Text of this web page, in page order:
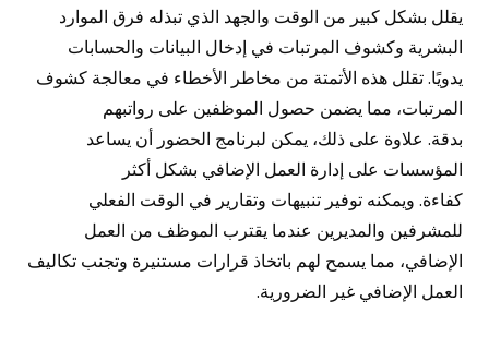
يقلل بشكل كبير من الوقت والجهد الذي تبذله فرق الموارد
البشرية وكشوف المرتبات في إدخال البيانات والحسابات
يدويًا. تقلل هذه الأتمتة من مخاطر الأخطاء في معالجة كشوف
المرتبات، مما يضمن حصول الموظفين على رواتبهم
بدقة. علاوة على ذلك، يمكن لبرنامج الحضور أن يساعد
المؤسسات على إدارة العمل الإضافي بشكل أكثر
كفاءة. ويمكنه توفير تنبيهات وتقارير في الوقت الفعلي
للمشرفين والمديرين عندما يقترب الموظف من العمل
الإضافي، مما يسمح لهم باتخاذ قرارات مستنيرة وتجنب تكاليف
العمل الإضافي غير الضرورية.